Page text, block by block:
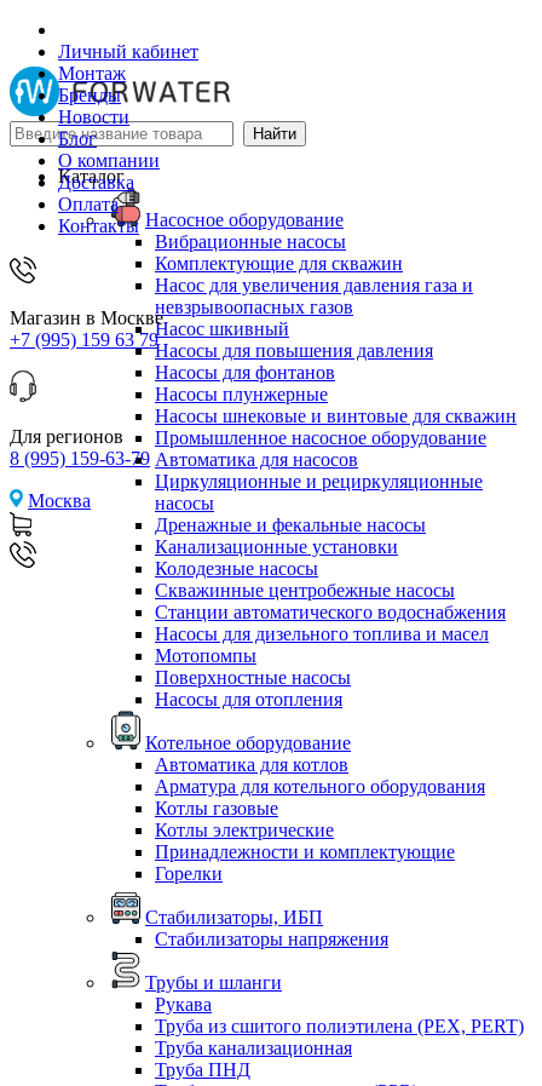
Личный кабинет
Монтаж
Бренды
Новости
Блог
О компании
Доставка
Оплата
Контакты
Магазин в Москве
+7 (995) 159 63 79
Для регионов
8 (995) 159-63-79
Москва
Каталог
Насосное оборудование
Вибрационные насосы
Комплектующие для скважин
Насос для увеличения давления газа и
невзрывоопасных газов
Насос шкивный
Насосы для повышения давления
Насосы для фонтанов
Насосы плунжерные
Насосы шнековые и винтовые для скважин
Промышленное насосное оборудование
Автоматика для насосов
Циркуляционные и рециркуляционные
насосы
Дренажные и фекальные насосы
Канализационные установки
Колодезные насосы
Скважинные центробежные насосы
Станции автоматического водоснабжения
Насосы для дизельного топлива и масел
Мотопомпы
Поверхностные насосы
Насосы для отопления
Котельное оборудование
Автоматика для котлов
Арматура для котельного оборудования
Котлы газовые
Котлы электрические
Принадлежности и комплектующие
Горелки
Стабилизаторы, ИБП
Стабилизаторы напряжения
Трубы и шланги
Рукава
Труба из сшитого полиэтилена (PEX, PERT)
Труба канализационная
Труба ПНД